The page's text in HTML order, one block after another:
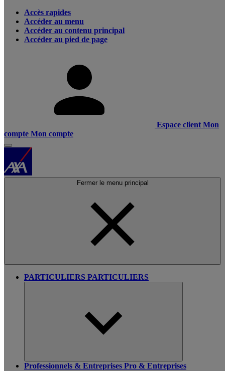
Accès rapides
Accéder au menu
Accéder au contenu principal
Accéder au pied de page
Espace client Mon
compte Mon compte
Fermer le menu principal
PARTICULIERS PARTICULIERS
Professionnels & Entreprises Pro & Entreprises